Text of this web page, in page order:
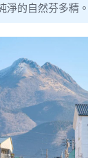
淨的自然芬多精。